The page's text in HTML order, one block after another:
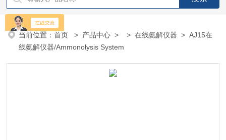
当前位置：首页 > 产品中心 > >在线氨解仪器 > AJ15在
线氨解仪器/Ammonolysis System